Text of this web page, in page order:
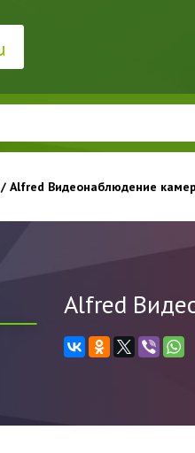
/ Alfred Видеонаблюдение
Alfred